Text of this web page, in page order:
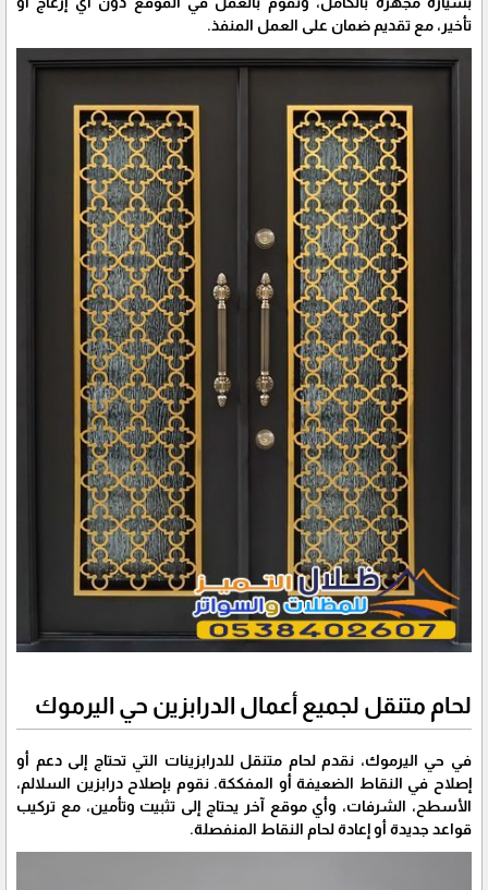
تأخير، مع تقديم ضمان على العمل المنفذ.
لحام متنقل لجميع أعمال الدرابزين حي اليرموك
في حي اليرموك، نقدم لحام متنقل للدرابزينات التي تحتاج إلى دعم أو
إصلاح في النقاط الضعيفة أو المفككة. نقوم بإصلاح درابزين السلالم،
الأسطح، الشرفات، وأي موقع آخر يحتاج إلى تثبيت وتأمين، مع تركيب
قواعد جديدة أو إعادة لحام النقاط المنفصلة.